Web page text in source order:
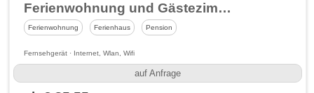
Ferienwohnung und Gästezimmer Haus Berndorf
Ferienwohnung Ferienhaus Pension
Fernsehgerät · Internet, Wlan, Wifi
auf Anfrage